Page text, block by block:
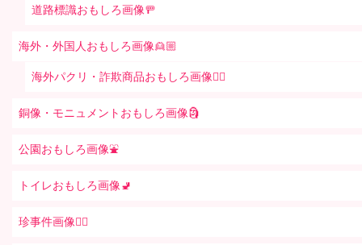
道路標識おもしろ画像🚥
海外・外国人おもしろ画像👱🏼
海外パクリ・詐欺商品おもしろ画像🙅‍♀️
銅像・モニュメントおもしろ画像🗿
公園おもしろ画像⛲️
トイレおもしろ画像🚽
珍事件画像👮‍♂️